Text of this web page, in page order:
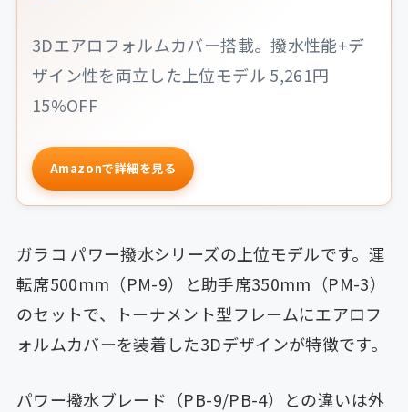
3Dエアロフォルムカバー搭載。撥水性能+デ
ザイン性を両立した上位モデル 5,261円
15%OFF
Amazonで詳細を見る
ガラコ パワー撥水シリーズの上位モデルです。運
転席500mm（PM-9）と助手席350mm（PM-3）
のセットで、トーナメント型フレームにエアロフ
ォルムカバーを装着した3Dデザインが特徴です。
パワー撥水ブレード（PB-9/PB-4）との違いは外